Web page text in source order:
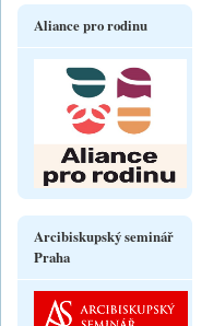
Aliance pro rodinu
Arcibiskupský seminář
Praha